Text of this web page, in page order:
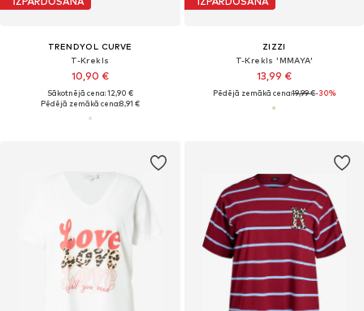
TRENDYOL CURVE
T-Krekls
10,90 €
Sākotnējā cena: 12,90 €
Pēdējā zemākā cena:8,91 €
ZIZZI
T-Krekls 'MMAYA'
13,99 €
Pēdējā zemākā cena:19,99 €-30%